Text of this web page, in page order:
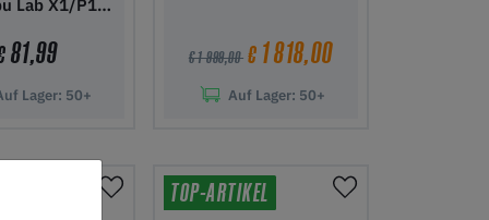
Lab X1/P1
81,99
Lager: 50+
€ 1 999,00 € 1 818,00
Auf Lager: 50+
TOP-ARTIKEL